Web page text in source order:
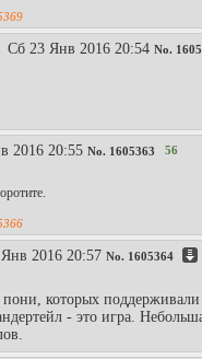
Сб 23 Янв 2016 20:54 No.
2016 20:55 No. 1605363 56
2016 20:57 No. 1605364
которых поддерживали
- это игра.